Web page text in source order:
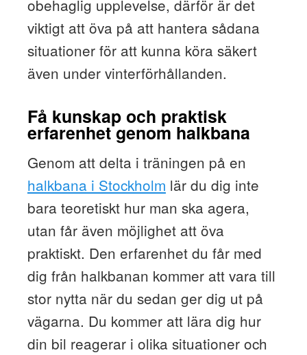
obehaglig upplevelse, därför är det
viktigt att öva på att hantera sådana
situationer för att kunna köra säkert
även under vinterförhållanden.
Få kunskap och praktisk
erfarenhet genom halkbana
Genom att delta i träningen på en
halkbana i Stockholm lär du dig inte
bara teoretiskt hur man ska agera,
utan får även möjlighet att öva
praktiskt. Den erfarenhet du får med
dig från halkbanan kommer att vara till
stor nytta när du sedan ger dig ut på
vägarna. Du kommer att lära dig hur
din bil reagerar i olika situationer och